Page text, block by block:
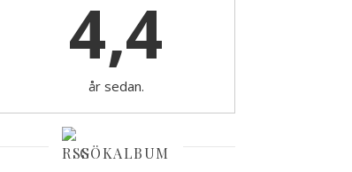
4,4
år sedan.
GÖKALBUM